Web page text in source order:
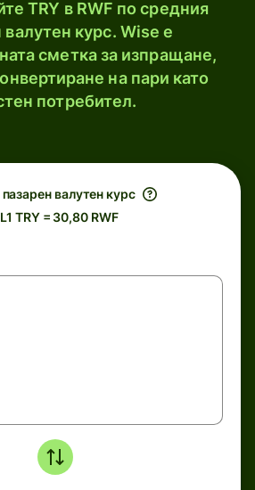
TRY в RWF по средния
валутен курс. Wise е
сметка за изпращане,
на пари като
потребител.
валутен курс
TRY = 30,80 RWF